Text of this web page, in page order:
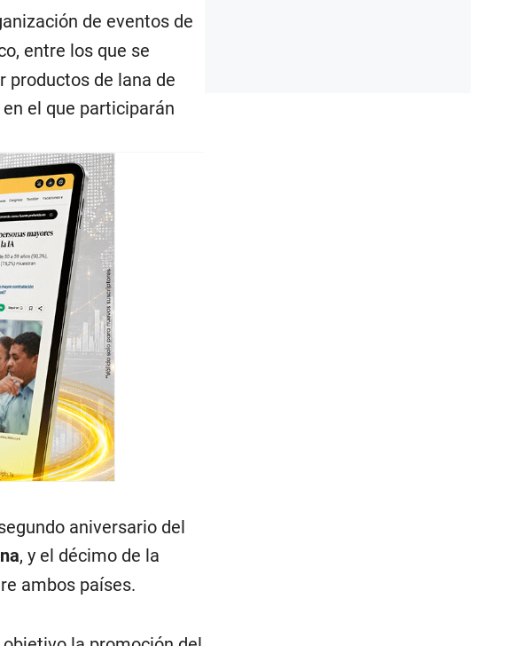
de eventos de
entre los que se
productos de lana de
en el que participarán
aniversario del
, y el décimo de la
ambos países.